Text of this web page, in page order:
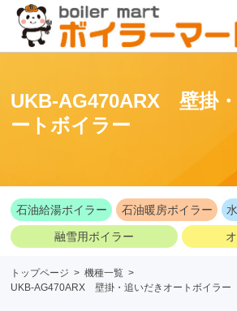
UKB-AG470ARX 壁掛
ートボイラー
石油給湯ボイラー 石油暖房ボイラー
融雪用ボイラー
トップページ > 機種一覧 >
UKB-AG470ARX 壁掛・追いだきオートボイラー